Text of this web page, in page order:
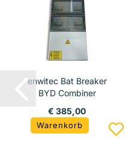
enwitec Bat Breaker
BYD Combiner
€ 385,00
Warenkorb